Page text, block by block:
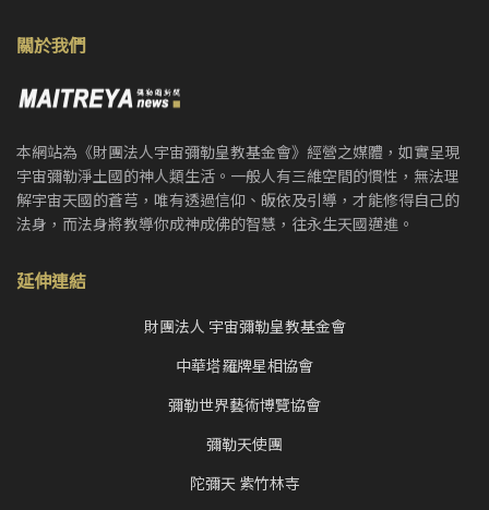
關於我們
本網站為《財團法人宇宙彌勒皇教基金會》經營之媒體，如實呈現
宇宙彌勒淨土國的神人類生活。一般人有三維空間的慣性，無法理
解宇宙天國的蒼芎，唯有透過信仰、皈依及引導，才能修得自己的
法身，而法身將教導你成神成佛的智慧，往永生天國邁進。
延伸連結
財團法人 宇宙彌勒皇教基金會
中華塔羅牌星相協會
彌勒世界藝術博覽協會
彌勒天使團
陀彌天 紫竹林寺